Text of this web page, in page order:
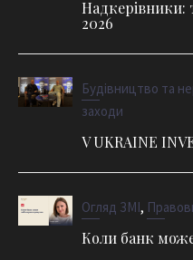
2026
Будівництво та
заходи
V UKRAINE
Огляд ЗМІ,
Коли банк